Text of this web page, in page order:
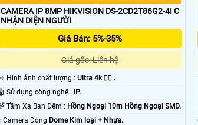
CAMERA IP 8MP HIKVISION DS-2CD2T86G2-4I C
NHẬN DIỆN NGƯỜI
Giá Bán: 5%-35%
Giá gốc: Liên hệ
🔆 Hình ảnh chất lượng : Ultra 4k 👍🏾 .
🤖️ Sử dụng công nghệ : IP.
🌈 Tầm Xa Ban Đêm : Hồng Ngoại 10m Hồng Ngoại SMD.
↕️ Camera Dòng Dome Kim loại + Nhựa.